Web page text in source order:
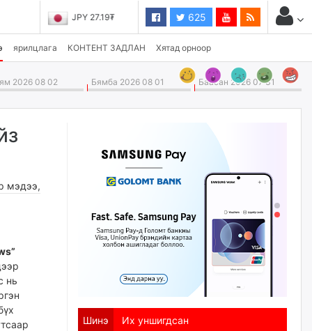
JPY 27.19₮ 625
ярилцлага КОНТЕНТ ЗАДЛАН Хятад орноор
2026 08 02 Бямба 2026 08 01 Баасан 2026 07 31
мэдээ,
нь
Шинэ Их уншигдсан